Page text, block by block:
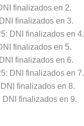
finalizados en 2.
finalizados en 3.
DNI finalizados en 4.
finalizados en 5.
finalizados en 6.
DNI finalizados en 7.
finalizados en 8.
finalizados en 9.